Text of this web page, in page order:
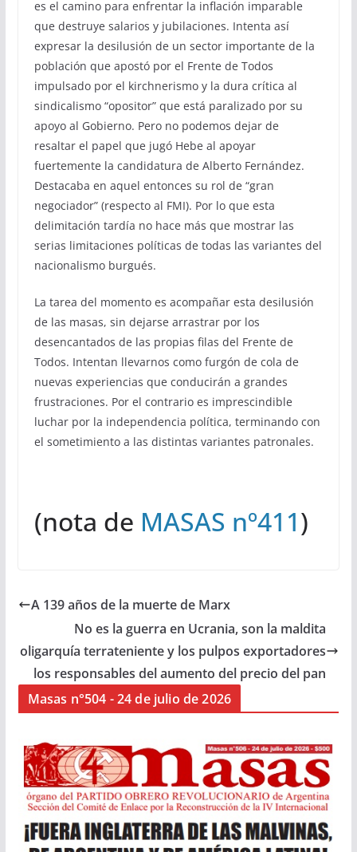
es el camino para enfrentar la inflación imparable
que destruye salarios y jubilaciones. Intenta así
expresar la desilusión de un sector importante de la
población que apostó por el Frente de Todos
impulsado por el kirchnerismo y la dura crítica al
sindicalismo “opositor” que está paralizado por su
apoyo al Gobierno. Pero no podemos dejar de
resaltar el papel que jugó Hebe al apoyar
fuertemente la candidatura de Alberto Fernández.
Destacaba en aquel entonces su rol de “gran
negociador” (respecto al FMI). Por lo que esta
delimitación tardía no hace más que mostrar las
serias limitaciones políticas de todas las variantes del
nacionalismo burgués.
La tarea del momento es acompañar esta desilusión
de las masas, sin dejarse arrastrar por los
desencantados de las propias filas del Frente de
Todos. Intentan llevarnos como furgón de cola de
nuevas experiencias que conducirán a grandes
frustraciones. Por el contrario es imprescindible
luchar por la independencia política, terminando con
el sometimiento a las distintas variantes patronales.
(nota de MASAS nº411)
A 139 años de la muerte de Marx
No es la guerra en Ucrania, son la maldita
oligarquía terrateniente y los pulpos exportadores
los responsables del aumento del precio del pan
Masas n°504 - 24 de julio de 2026